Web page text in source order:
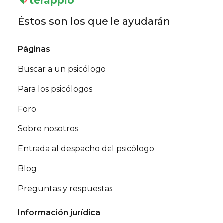
Éstos son los que le ayudarán
Páginas
Buscar a un psicólogo
Para los psicólogos
Foro
Sobre nosotros
Entrada al despacho del psicólogo
Blog
Preguntas y respuestas
Información jurídica